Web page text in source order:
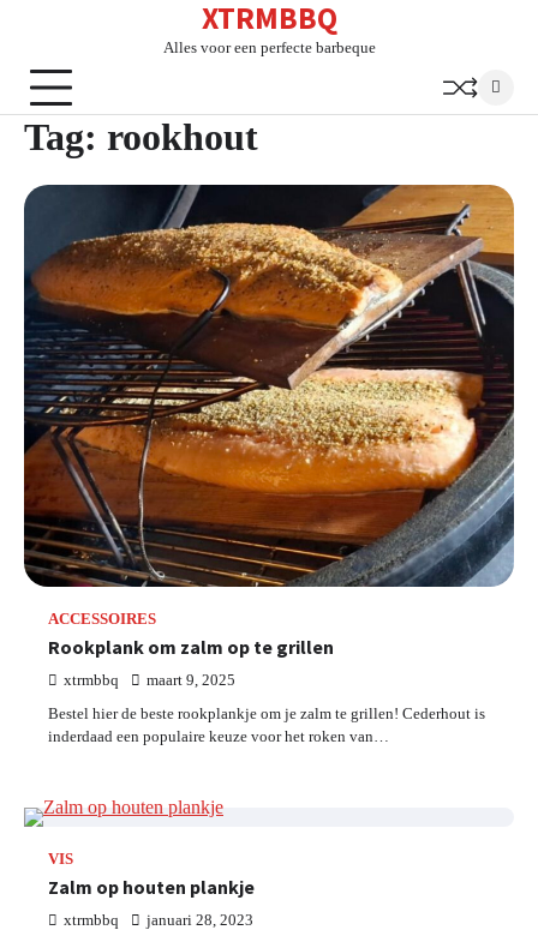
content
XTRMBBQ
Alles voor een perfecte barbeque
Tag: rookhout
ACCESSOIRES
Rookplank om zalm op te grillen
xtrmbbq maart 9, 2025
Bestel hier de beste rookplankje om je zalm te grillen! Cederhout is
inderdaad een populaire keuze voor het roken van…
VIS
Zalm op houten plankje
xtrmbbq januari 28, 2023